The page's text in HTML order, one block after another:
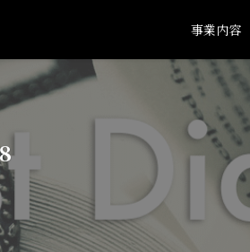
事業内容